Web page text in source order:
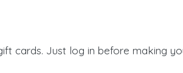
cards. Just log in before making